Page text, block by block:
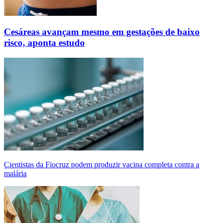
Cesáreas avançam mesmo em gestações de baixo
risco, aponta estudo
Cientistas da Fiocruz podem produzir vacina completa contra a
malária